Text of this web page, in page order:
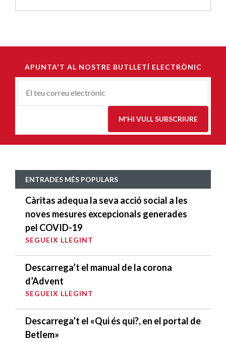
APUNTA'T AL NOSTRE BUTLLETÍ ELECTRÒNIC
Correu-
M'HI VULL SUBSCRIURE
ENTRADES MÉS POPULARS
Càritas adequa la seva acció social a les
noves mesures excepcionals generades
pel COVID-19
SEGUEIX LLEGINT
Descarrega’t el manual de la corona
d’Advent
SEGUEIX LLEGINT
Descarrega’t el «Qui és qui?, en el portal de
Betlem»